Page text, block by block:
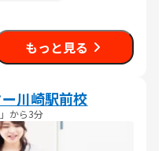
もっと見る
川崎駅前校
から3分